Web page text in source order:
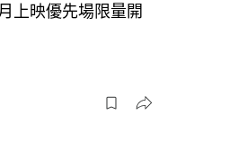
上映優先場限量開